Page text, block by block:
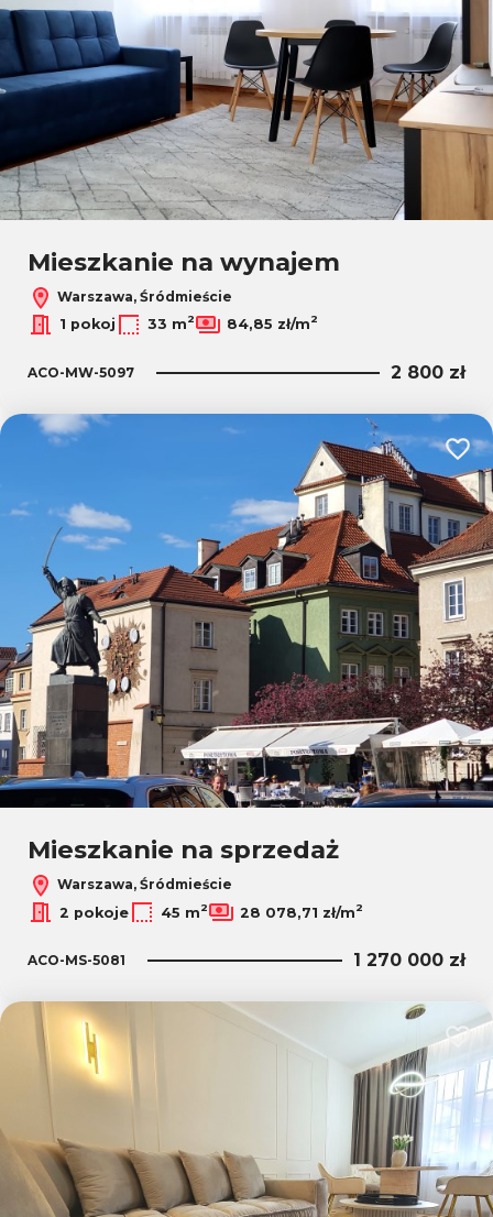
Mieszkanie na wynajem
Warszawa, Śródmieście
1 pokoj
33 m2 84,85 zł/m2
ACO-MW-5097 2 800 zł
Mieszkanie na sprzedaż
Warszawa, Śródmieście
2 pokoje
45 m2 28 078,71 zł/m2
ACO-MS-5081 1 270 000 zł